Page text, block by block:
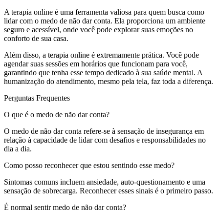
A terapia online é uma ferramenta valiosa para quem busca como
lidar com o medo de não dar conta. Ela proporciona um ambiente
seguro e acessível, onde você pode explorar suas emoções no
conforto de sua casa.
Além disso, a terapia online é extremamente prática. Você pode
agendar suas sessões em horários que funcionam para você,
garantindo que tenha esse tempo dedicado à sua saúde mental. A
humanização do atendimento, mesmo pela tela, faz toda a diferença.
Perguntas Frequentes
O que é o medo de não dar conta?
O medo de não dar conta refere-se à sensação de insegurança em
relação à capacidade de lidar com desafios e responsabilidades no
dia a dia.
Como posso reconhecer que estou sentindo esse medo?
Sintomas comuns incluem ansiedade, auto-questionamento e uma
sensação de sobrecarga. Reconhecer esses sinais é o primeiro passo.
É normal sentir medo de não dar conta?